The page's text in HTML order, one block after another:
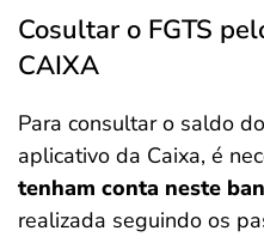
Cosultar o FGTS
CAIXA
Para consultar o saldo
aplicativo da Caixa, é
tenham conta neste
realizada seguindo os